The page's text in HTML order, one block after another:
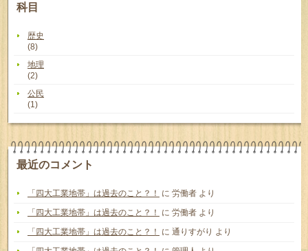
科目
歴史
(8)
地理
(2)
公民
(1)
最近のコメント
「四大工業地帯」は過去のこと？！ に 労働者 より
「四大工業地帯」は過去のこと？！
に 労働者 より
「四大工業地帯」は過去のこと？！
に 通りすがり より